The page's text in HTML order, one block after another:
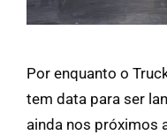
Por enquanto o
tem data para ser
ainda nos próximos